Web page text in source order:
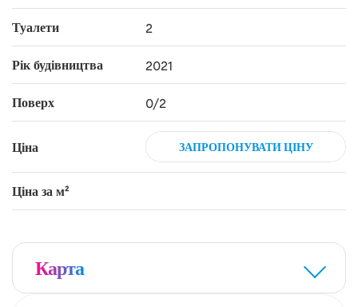
Туалети 2
Рік будівництва 2021
Поверх 0/2
Ціна ЗАПРОПОНУВАТИ ЦІНУ
Ціна за м²
Карта